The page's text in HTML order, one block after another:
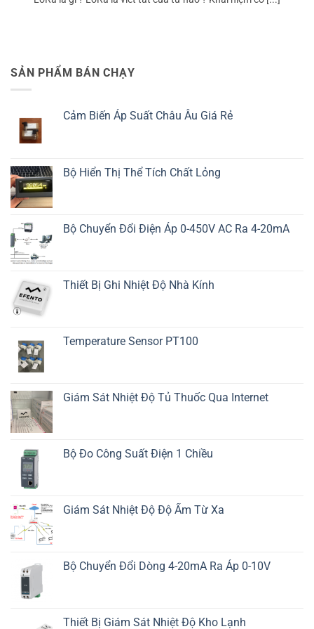
SẢN PHẨM BÁN CHẠY
Cảm Biến Áp Suất Châu Âu Giá Rẻ
Bộ Hiển Thị Thể Tích Chất Lỏng
Bộ Chuyển Đổi Điện Áp 0-450V AC Ra 4-20mA
Thiết Bị Ghi Nhiệt Độ Nhà Kính
Temperature Sensor PT100
Giám Sát Nhiệt Độ Tủ Thuốc Qua Internet
Bộ Đo Công Suất Điện 1 Chiều
Giám Sát Nhiệt Độ Độ Ẩm Từ Xa
Bộ Chuyển Đổi Dòng 4-20mA Ra Áp 0-10V
Thiết Bị Giám Sát Nhiệt Độ Kho Lạnh